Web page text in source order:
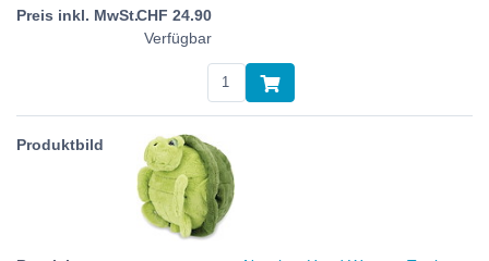
CHF 24.90
Verfügbar